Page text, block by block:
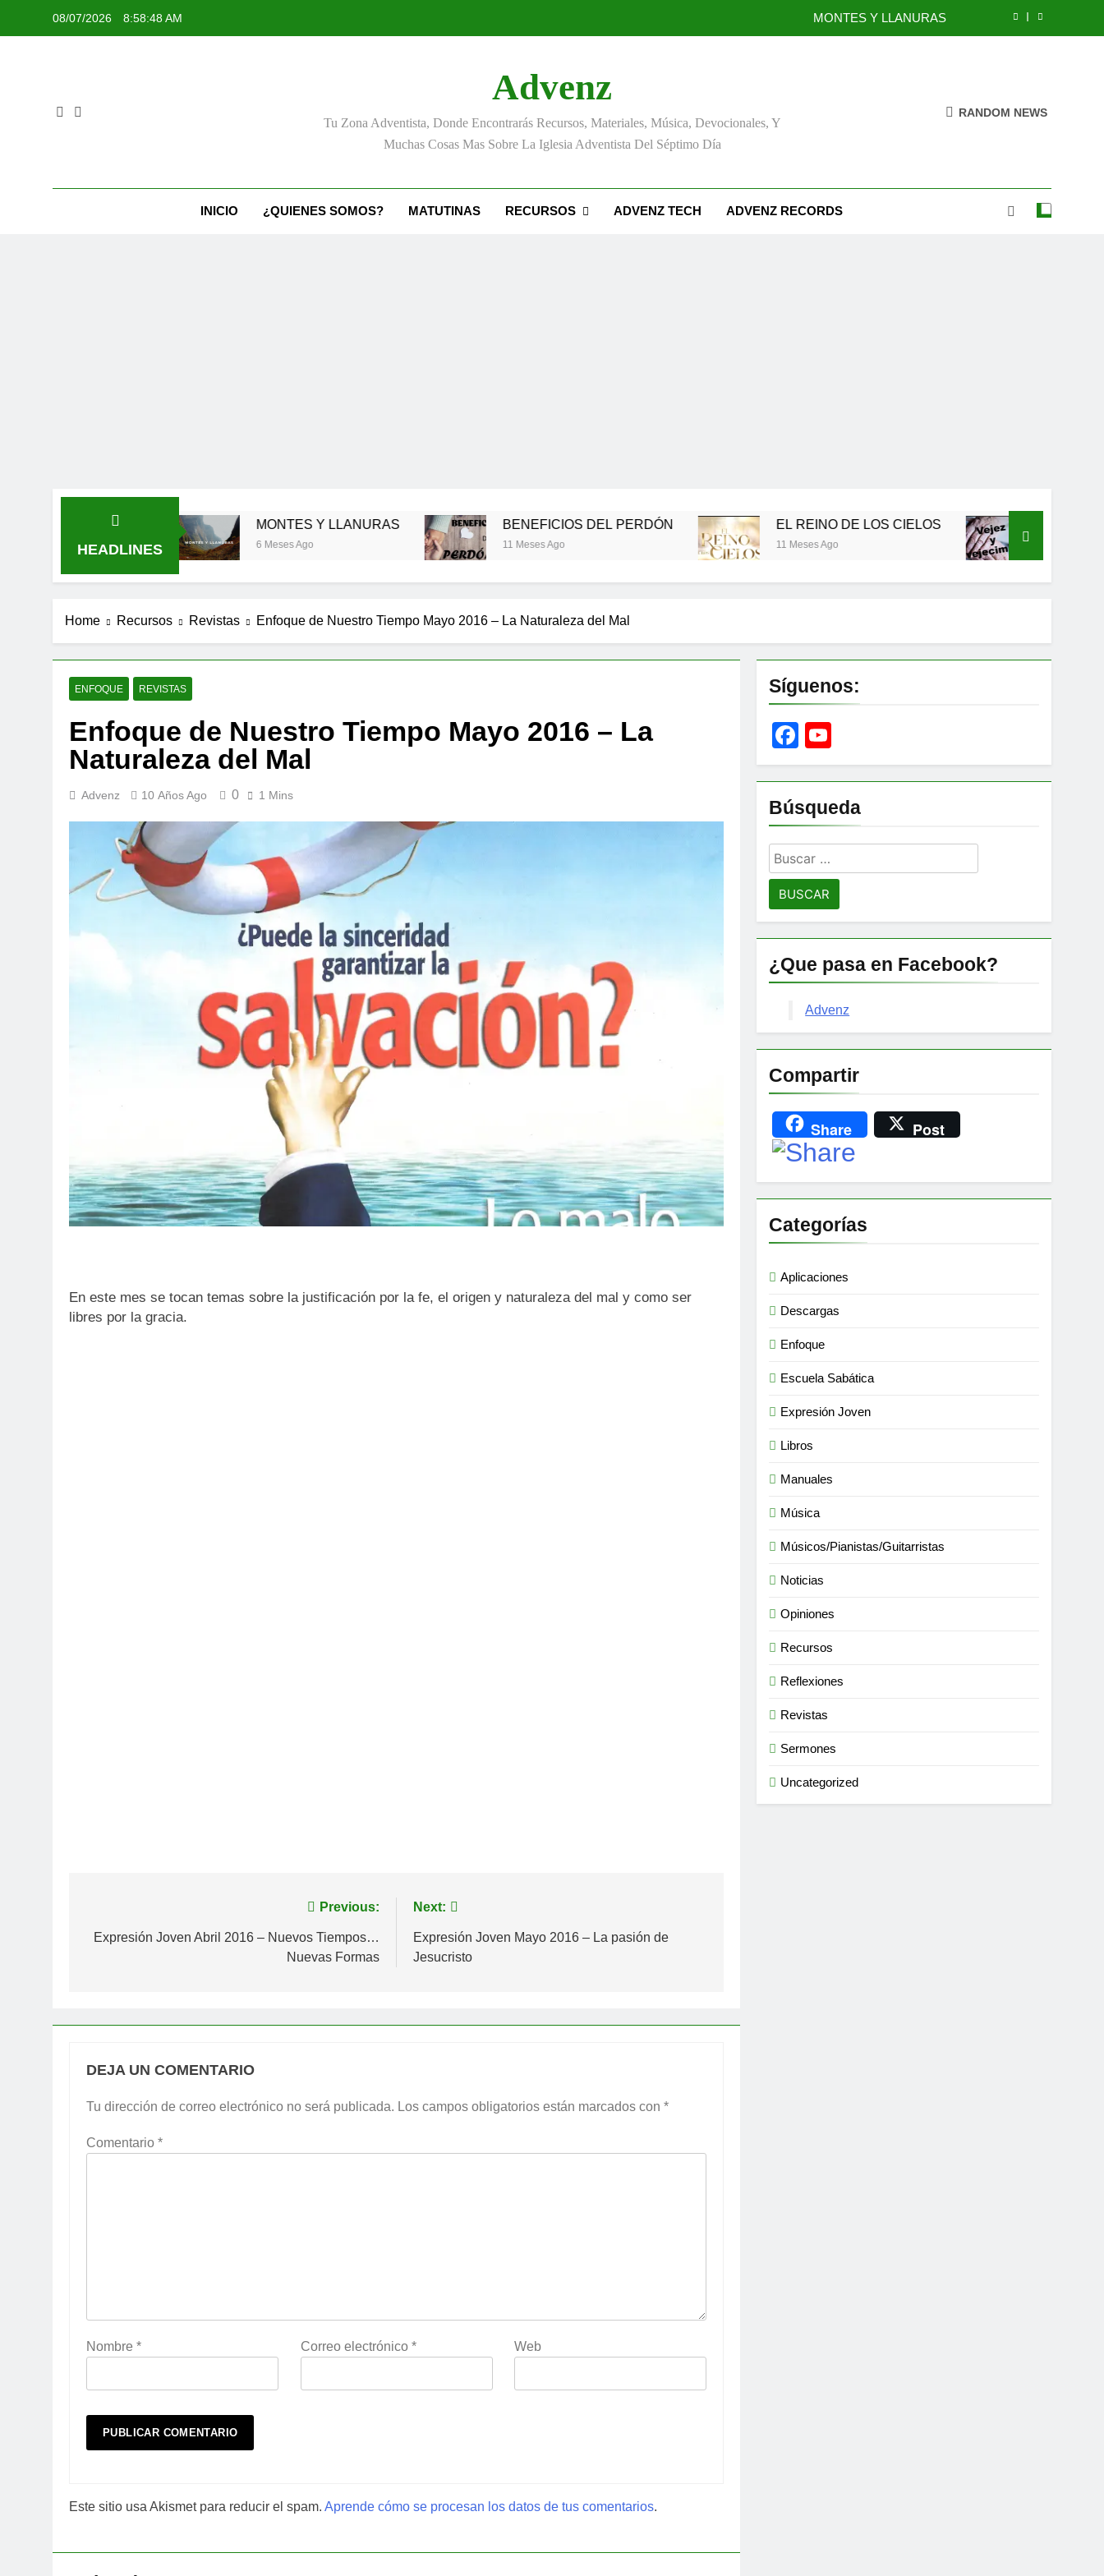
08/07/2026 8:58:49 AM MONTES Y LLANURAS
TÚ TAMBIÉN PUEDES SER FIEL
Advenz
Tu Zona Adventista, Donde Encontrarás Recursos, Materiales, Música, Devocionales, Y
Muchas Cosas Mas Sobre La Iglesia Adventista Del Séptimo Día
RANDOM NEWS
INICIO ¿QUIENES SOMOS? MATUTINAS RECURSOS ADVENZ TECH ADVENZ RECORDS
HEADLINES
MONTES Y LLANURAS
6 Meses Ago
BENEFICIOS DEL PERDÓN
11 Meses Ago
EL REINO DE LOS CIELOS
11 Meses Ago
Vejez y
12 Meses Ago
Home Recursos Revistas Enfoque de Nuestro Tiempo Mayo 2016 – La Naturaleza del Mal
ENFOQUE REVISTAS
Enfoque de Nuestro Tiempo Mayo 2016 – La
Naturaleza del Mal
Advenz 10 Años Ago 0 1 Mins
En este mes se tocan temas sobre la justificación por la fe, el origen y naturaleza del mal y como ser
libres por la gracia.
de
Previous:
Expresión Joven Abril 2016 – Nuevos Tiempos…
Nuevas Formas
Next:
Expresión Joven Mayo 2016 – La pasión de
Jesucristo
DEJA UN COMENTARIO
Tu dirección de correo electrónico no será publicada. Los campos obligatorios están marcados con *
Comentario *
Nombre * Correo electrónico * Web
Este sitio usa Akismet para reducir el spam. Aprende cómo se procesan los datos de tus comentarios.
Síguenos:
Facebook
Channel
Búsqueda
Buscar:
¿Que pasa en Facebook?
Advenz
Compartir
Share Post
Categorías
Aplicaciones
Descargas
Enfoque
Escuela Sabática
Expresión Joven
Libros
Manuales
Música
Músicos/Pianistas/Guitarristas
Noticias
Opiniones
Recursos
Reflexiones
Revistas
Sermones
Uncategorized